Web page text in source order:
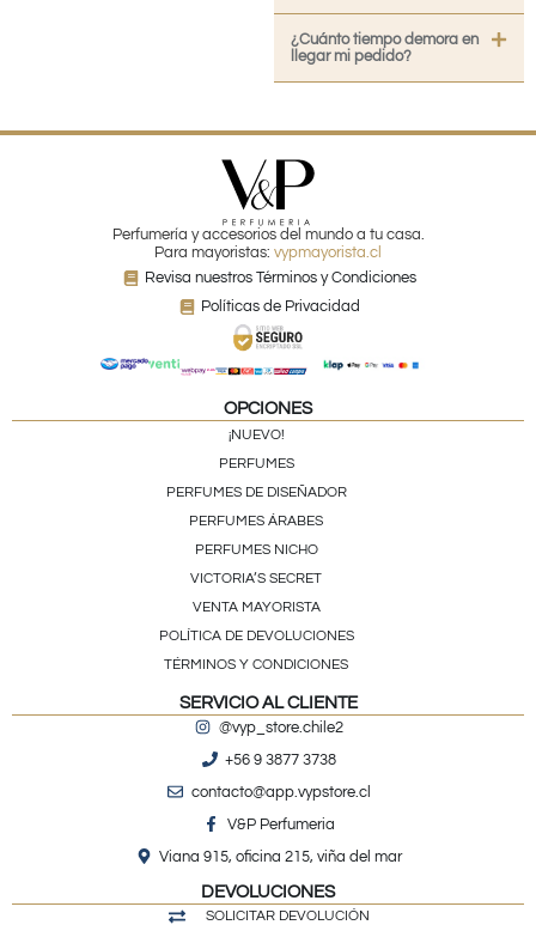
¿Cuánto tiempo demora en
llegar mi pedido?
Perfumería y accesorios del mundo a tu casa.
Para mayoristas: vypmayorista.cl
Revisa nuestros Términos y Condiciones
Políticas de Privacidad
OPCIONES
¡NUEVO!
PERFUMES
PERFUMES DE DISEÑADOR
PERFUMES ÁRABES
PERFUMES NICHO
VICTORIA’S SECRET
VENTA MAYORISTA
POLÍTICA DE DEVOLUCIONES
TÉRMINOS Y CONDICIONES
SERVICIO AL CLIENTE
@vyp_store.chile2
+56 9 3877 3738
contacto@app.vypstore.cl
V&P Perfumeria
Viana 915, oficina 215, viña del mar
DEVOLUCIONES
SOLICITAR DEVOLUCIÓN